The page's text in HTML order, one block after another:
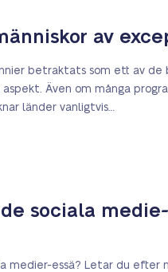
av
betraktats som ett av de
aspekt. Även om många
länder vanligtvis…
sociala
medier-essä? Letar du efter